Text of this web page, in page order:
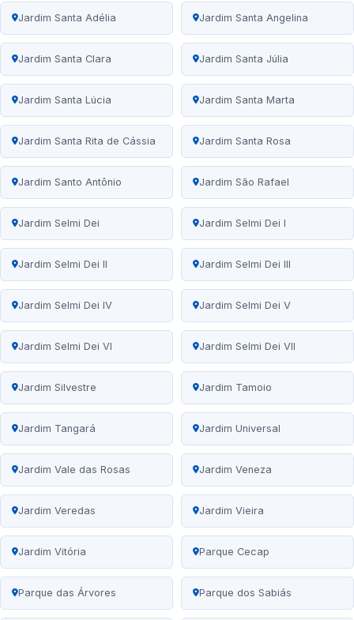
Jardim Santa Adélia Jardim Santa Angelina
Jardim Santa Clara Jardim Santa Júlia
Jardim Santa Lúcia Jardim Santa Marta
Jardim Santa Rita de Cássia Jardim Santa Rosa
Jardim Santo Antônio Jardim São Rafael
Jardim Selmi Dei Jardim Selmi Dei I
Jardim Selmi Dei II Jardim Selmi Dei III
Jardim Selmi Dei IV Jardim Selmi Dei V
Jardim Selmi Dei VI Jardim Selmi Dei VII
Jardim Silvestre Jardim Tamoio
Jardim Tangará Jardim Universal
Jardim Vale das Rosas Jardim Veneza
Jardim Veredas Jardim Vieira
Jardim Vitória Parque Cecap
Parque das Árvores Parque dos Sabiás